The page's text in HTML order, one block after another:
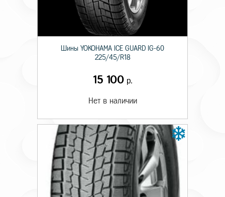
Шины YOKOHAMA ICE GUARD IG-60
225/45/R18
15 100р.
Нет в наличии